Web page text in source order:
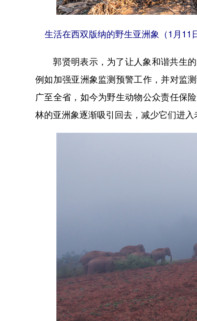
生活在西双版纳的野生亚洲象（1月
郭贤明表示，为了让人象和谐共生的
例如加强亚洲象监测预警工作，并对监
广至全省，如今为野生动物公众责任保
林的亚洲象逐渐吸引回去，减少它们进入